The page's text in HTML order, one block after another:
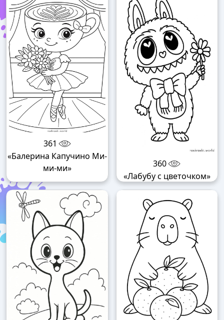
361
«Балерина Капучино Ми-
ми-ми»
360
«Лабубу с цветочком»